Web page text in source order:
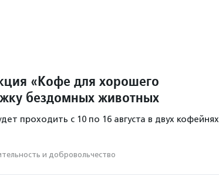
«Кофе для хорошего
бездомных животных
проходить с 10 по 16 августа в двух кофейнях
и доброволь­чест­во